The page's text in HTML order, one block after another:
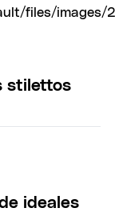
stilettos
ideales